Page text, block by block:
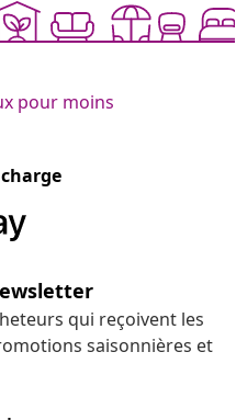
pour moins
qui reçoivent les
saisonnières et